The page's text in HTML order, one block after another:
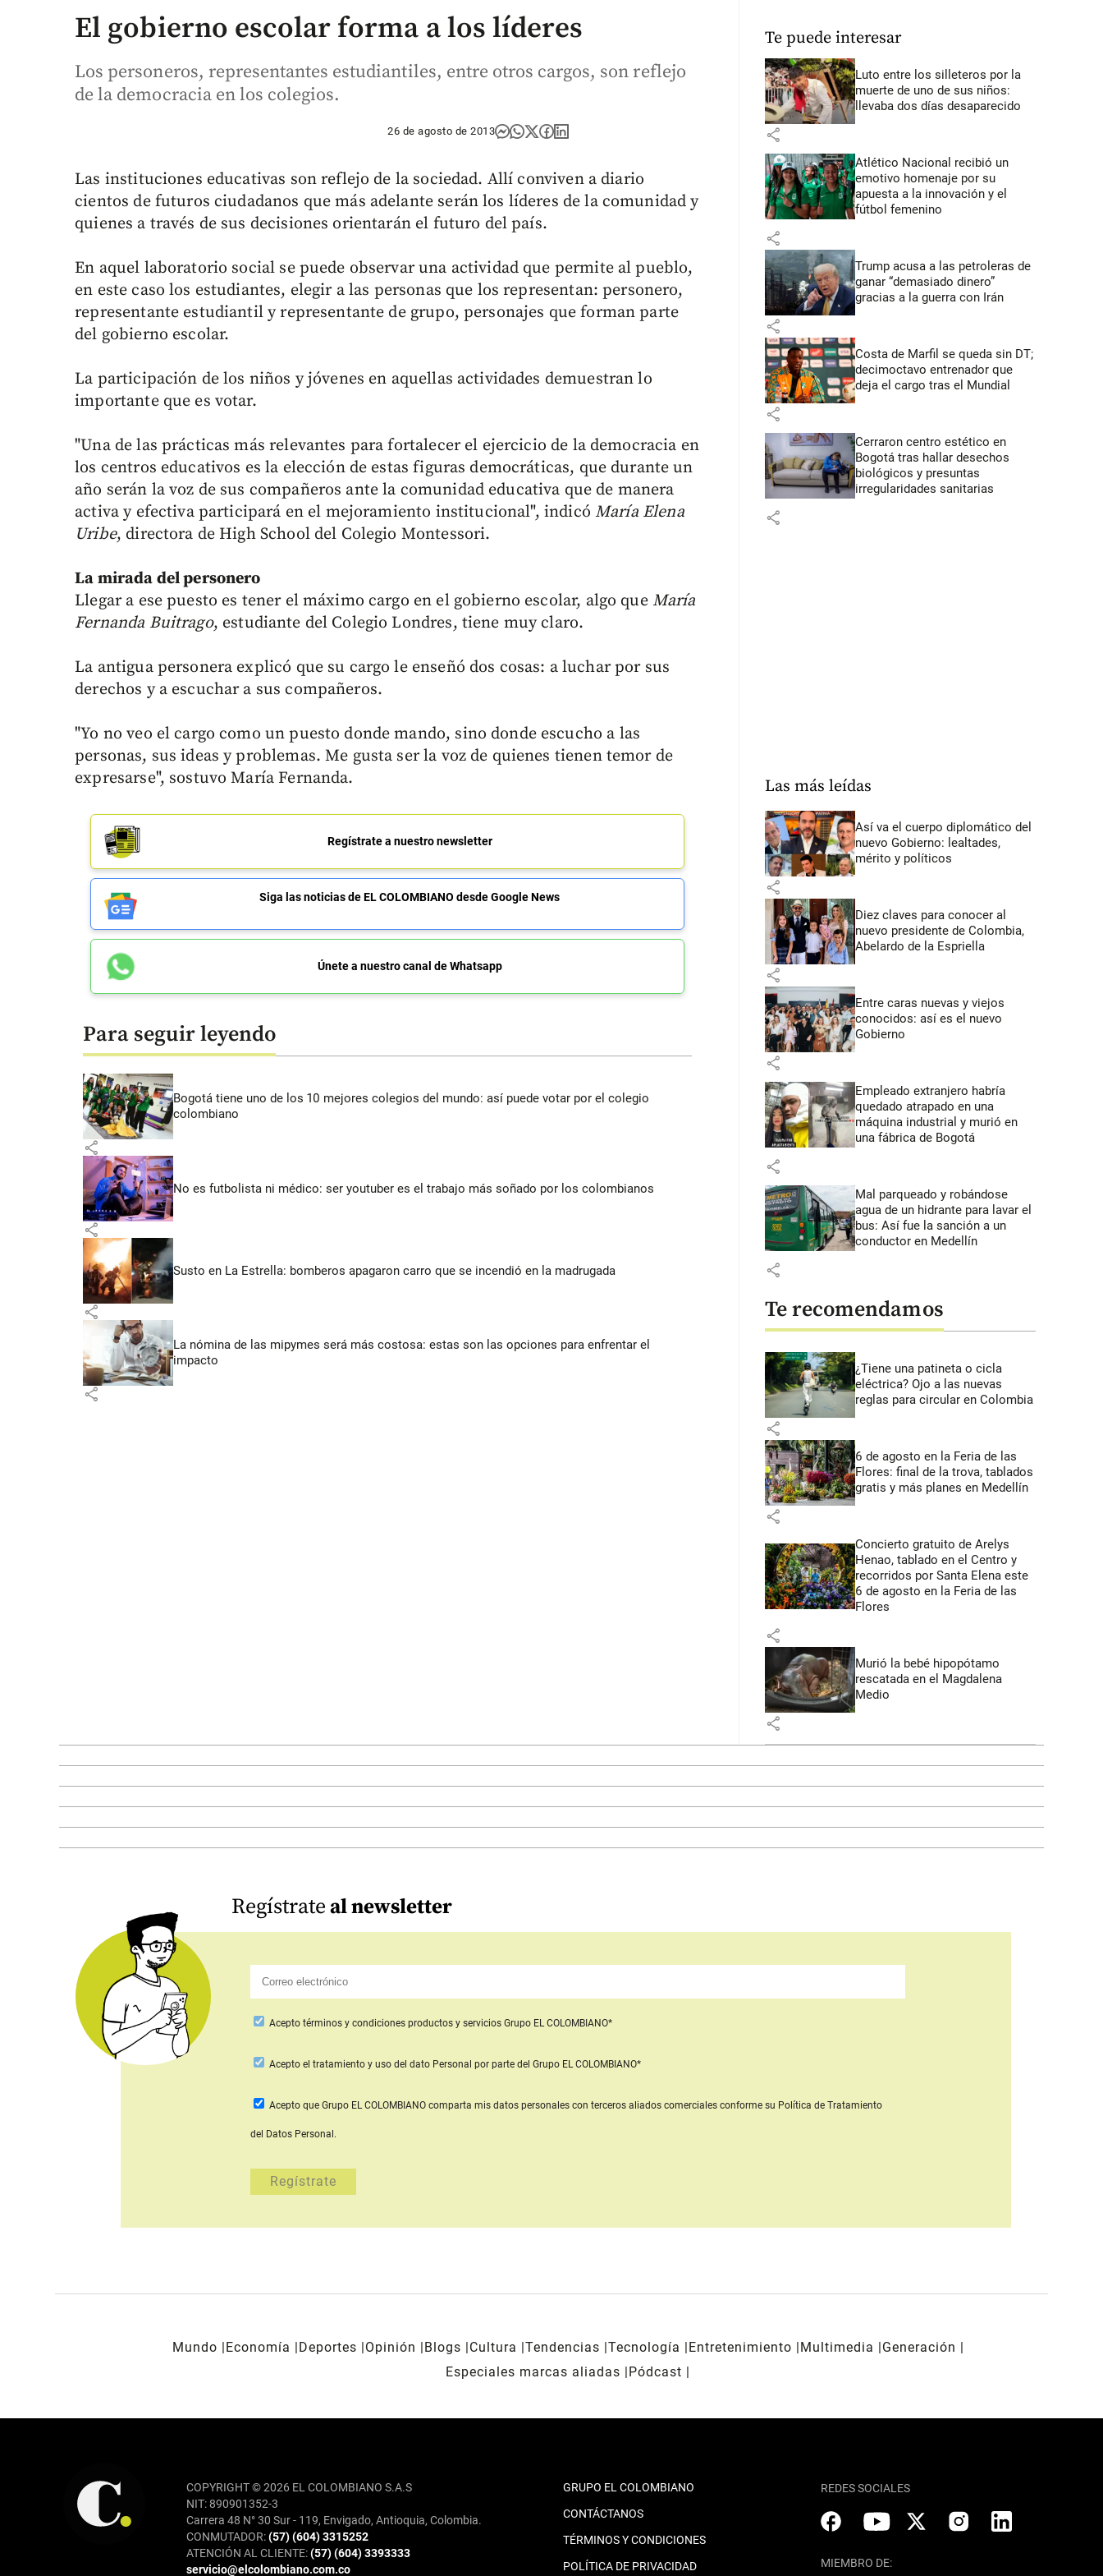
El gobierno escolar forma a los líderes
Los personeros, representantes estudiantiles, entre otros cargos, son reflejo
de la democracia en los colegios.
26 de agosto de 2013
Las instituciones educativas son reflejo de la sociedad. Allí conviven a diario
cientos de futuros ciudadanos que más adelante serán los líderes de la comunidad y
quienes a través de sus decisiones orientarán el futuro del país.
En aquel laboratorio social se puede observar una actividad que permite al pueblo,
en este caso los estudiantes, elegir a las personas que los representan: personero,
representante estudiantil y representante de grupo, personajes que forman parte
del gobierno escolar.
La participación de los niños y jóvenes en aquellas actividades demuestran lo
importante que es votar.
"Una de las prácticas más relevantes para fortalecer el ejercicio de la democracia en
los centros educativos es la elección de estas figuras democráticas, que durante un
año serán la voz de sus compañeros ante la comunidad educativa que de manera
activa y efectiva participará en el mejoramiento institucional", indicó María Elena
Uribe, directora de High School del Colegio Montessori.
La mirada del personero
Llegar a ese puesto es tener el máximo cargo en el gobierno escolar, algo que María
Fernanda Buitrago, estudiante del Colegio Londres, tiene muy claro.
La antigua personera explicó que su cargo le enseñó dos cosas: a luchar por sus
derechos y a escuchar a sus compañeros.
"Yo no veo el cargo como un puesto donde mando, sino donde escucho a las
personas, sus ideas y problemas. Me gusta ser la voz de quienes tienen temor de
expresarse", sostuvo María Fernanda.
Regístrate a nuestro newsletter
Siga las noticias de EL COLOMBIANO desde Google News
Únete a nuestro canal de Whatsapp
Para seguir leyendo
Bogotá tiene uno de los 10 mejores colegios del mundo: así puede votar por el colegio
colombiano
share
No es futbolista ni médico: ser youtuber es el trabajo más soñado por los colombianos
share
Susto en La Estrella: bomberos apagaron carro que se incendió en la madrugada
share
La nómina de las mipymes será más costosa: estas son las opciones para enfrentar el
impacto
share
Te puede interesar
Luto entre los silleteros por la
muerte de uno de sus niños:
llevaba dos días desaparecido
share
Atlético Nacional recibió un
emotivo homenaje por su
apuesta a la innovación y el
fútbol femenino
share
Trump acusa a las petroleras de
ganar “demasiado dinero”
gracias a la guerra con Irán
share
Costa de Marfil se queda sin DT;
decimoctavo entrenador que
deja el cargo tras el Mundial
share
Cerraron centro estético en
Bogotá tras hallar desechos
biológicos y presuntas
irregularidades sanitarias
share
Las más leídas
Así va el cuerpo diplomático del
nuevo Gobierno: lealtades,
mérito y políticos
share
Diez claves para conocer al
nuevo presidente de Colombia,
Abelardo de la Espriella
share
Entre caras nuevas y viejos
conocidos: así es el nuevo
Gobierno
share
Empleado extranjero habría
quedado atrapado en una
máquina industrial y murió en
una fábrica de Bogotá
share
Mal parqueado y robándose
agua de un hidrante para lavar el
bus: Así fue la sanción a un
conductor en Medellín
share
Te recomendamos
¿Tiene una patineta o cicla
eléctrica? Ojo a las nuevas
reglas para circular en Colombia
share
6 de agosto en la Feria de las
Flores: final de la trova, tablados
gratis y más planes en Medellín
share
Concierto gratuito de Arelys
Henao, tablado en el Centro y
recorridos por Santa Elena este
6 de agosto en la Feria de las
Flores
share
Murió la bebé hipopótamo
rescatada en el Magdalena
Medio
share
Regístrateal newsletter
Acepto términos y condiciones productos y servicios Grupo EL COLOMBIANO*
Aceptoel tratamiento y uso del dato Personal por parte del Grupo EL COLOMBIANO*
Acepto que Grupo EL COLOMBIANO comparta mis datos personales con terceros aliados comercialesconforme su Política de Tratamiento
del Datos Personal.
Mundo Economía Deportes Opinión Blogs Cultura Tendencias Tecnología Entretenimiento Multimedia
Generación
Especiales marcas aliadas
Pódcast
COPYRIGHT © 2026 EL COLOMBIANO S.A.S
NIT: 890901352-3
Carrera 48 N° 30 Sur - 119, Envigado, Antioquia, Colombia.
CONMUTADOR:(57) (604) 3315252
ATENCIÓN AL CLIENTE:(57) (604) 3393333
servicio@elcolombiano.com.co
GRUPO EL COLOMBIANO
CONTÁCTANOS
TÉRMINOS Y CONDICIONES
POLÍTICA DE PRIVACIDAD
REDES SOCIALES
MIEMBRO DE: